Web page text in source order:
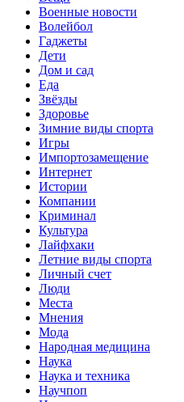
Военные новости
Волейбол
Гаджеты
Дети
Дом и сад
Еда
Звёзды
Здоровье
Зимние виды спорта
Игры
Импортозамещение
Интернет
Истории
Компании
Криминал
Культура
Лайфхаки
Летние виды спорта
Личный счет
Люди
Места
Мнения
Мода
Народная медицина
Наука
Наука и техника
Научпоп